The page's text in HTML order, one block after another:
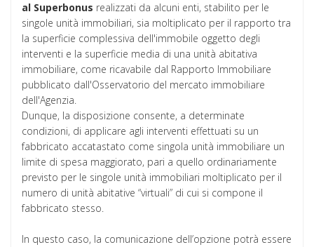
al Superbonus realizzati da alcuni enti, stabilito per le
singole unità immobiliari, sia moltiplicato per il rapporto tra
la superficie complessiva dell'immobile oggetto degli
interventi e la superficie media di una unità abitativa
immobiliare, come ricavabile dal Rapporto Immobiliare
pubblicato dall'Osservatorio del mercato immobiliare
dell'Agenzia.
Dunque, la disposizione consente, a determinate
condizioni, di applicare agli interventi effettuati su un
fabbricato accatastato come singola unità immobiliare un
limite di spesa maggiorato, pari a quello ordinariamente
previsto per le singole unità immobiliari moltiplicato per il
numero di unità abitative “virtuali” di cui si compone il
fabbricato stesso.
In questo caso, la comunicazione dell’opzione potrà essere